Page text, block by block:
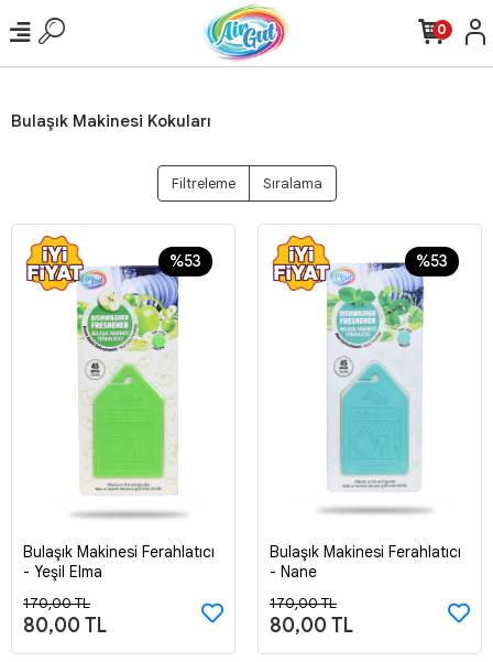
0
Bulaşık Makinesi Kokuları
Filtreleme Sıralama
%53
Sepete Ekle
Bulaşık Makinesi Ferahlatıcı
- Yeşil Elma
170,00 TL
80,00 TL
%53
Sepete Ekle
Bulaşık Makinesi Ferahlatıcı
- Nane
170,00 TL
80,00 TL